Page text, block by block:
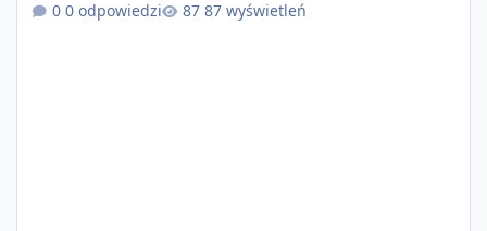
Auto VI będzie dostępne 19 listopada na PlayStation 5
0 odpowiedzi 87 wyświetleń